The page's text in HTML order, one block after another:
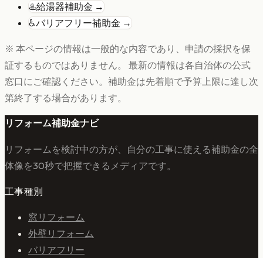
♨️給湯器補助金 →
♿バリアフリー補助金 →
※ 本ページの情報は一般的な内容であり、申請の採択を保
証するものではありません。 最新の情報は各自治体の公式
窓口にご確認ください。補助金は先着順で予算上限に達し次
第終了する場合があります。
リフォーム補助金ナビ
リフォームを検討中の方が、自分の工事に使える補助金の全
体像を30秒で把握できるメディアです。
工事種別
窓リフォーム
外壁リフォーム
バリアフリー